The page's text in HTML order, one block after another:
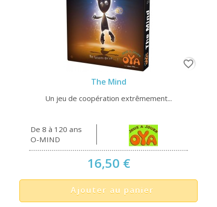
The Mind
Un jeu de coopération extrêmement...
De 8 à 120 ans
O-MIND
16,50 €
Ajouter au panier
favorite_border